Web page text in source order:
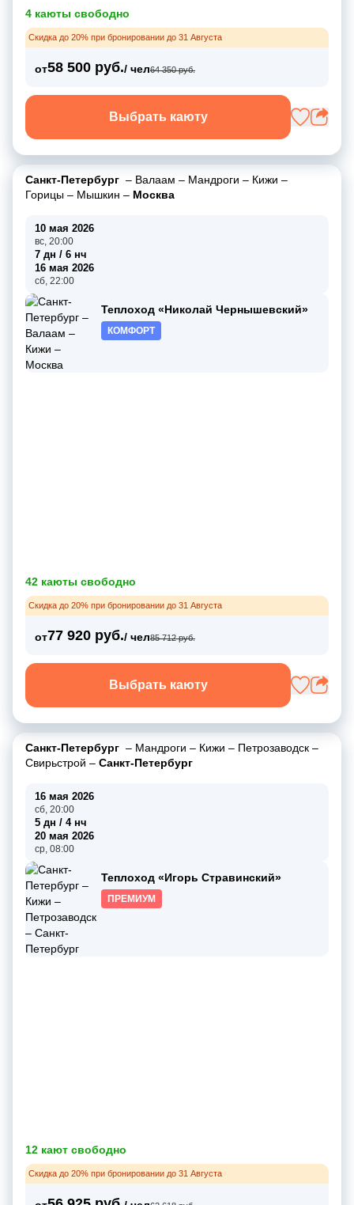
4 каюты свободно
Скидка до 20% при бронировании до 31 Августа
от58 500 руб./ чел64 350 руб.
Выбрать каюту
Санкт-Петербург – Валаам – Мандроги – Кижи –
Горицы – Мышкин – Москва
10 мая 2026
вс, 20:00
7 дн / 6 нч
16 мая 2026
сб, 22:00
Теплоход «Николай Чернышевский»
КОМФОРТ
42 каюты свободно
Скидка до 20% при бронировании до 31 Августа
от77 920 руб./ чел85 712 руб.
Выбрать каюту
Санкт-Петербург – Мандроги – Кижи – Петрозаводск –
Свирьстрой – Санкт-Петербург
16 мая 2026
сб, 20:00
5 дн / 4 нч
20 мая 2026
ср, 08:00
Теплоход «Игорь Стравинский»
ПРЕМИУМ
12 кают свободно
Скидка до 20% при бронировании до 31 Августа